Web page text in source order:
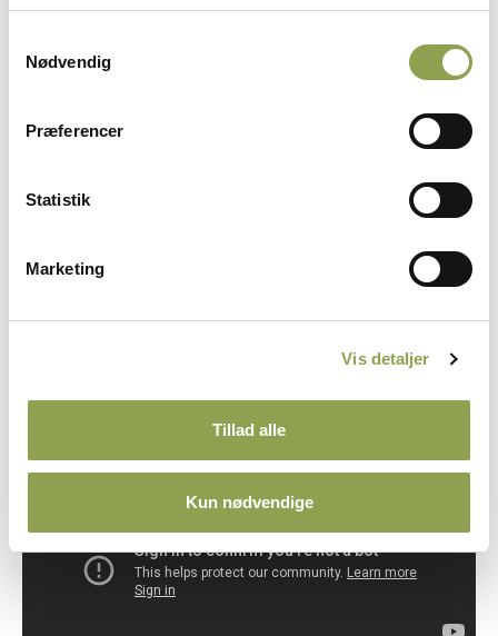
Nødvendig
Præferencer
Statistik
Marketing
Vis detaljer
Tillad alle
Kun nødvendige
yderligere artikler og rapporter, som Danmarks
Jægerforbund har arbejdet med inden for emnet:
Du kan også se vores film om, hvad du selv kan
gøre for at afværge høstdrab her.